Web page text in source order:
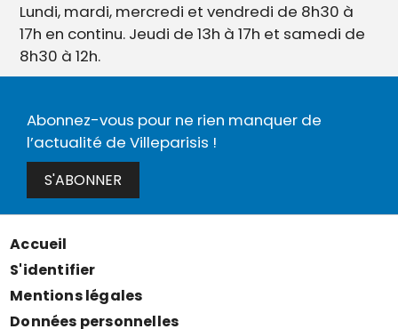
Lundi, mardi, mercredi et vendredi de 8h30 à
17h en continu. Jeudi de 13h à 17h et samedi de
8h30 à 12h.
Abonnez-vous pour ne rien manquer de
l’actualité de Villeparisis !
S'ABONNER
Menu
Pied
de
Accueil
S'identifier
Mentions légales
Données personnelles